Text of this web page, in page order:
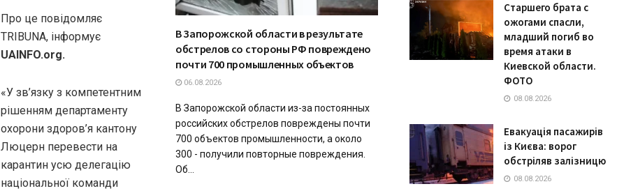
Про це повідомляє
TRIBUNA, інформує
UAINFO.org.
«У зв’язку з компетентним
рішенням департаменту
охорони здоров’я кантону
Люцерн перевести на
карантин усю делегацію
національної команди
В Запорожской области в результате
обстрелов со стороны РФ повреждено
почти 700 промышленных объектов
06.08.2026
В Запорожской области из-за постоянных
российских обстрелов повреждены почти
700 объектов промышленности, а около
300 - получили повторные повреждения.
Об...
Старшего брата с
ожогами спасли,
младший погиб во
время атаки в
Киевской области.
ФОТО
08.08.2026
Евакуація пасажирів
із Києва: ворог
обстріляв залізницю
08.08.2026